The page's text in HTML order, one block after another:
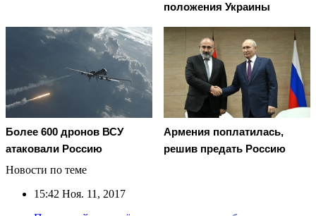
положения Украины
Более 600 дронов ВСУ
атаковали Россию
Армения поплатилась,
решив предать Россию
Новости по теме
15:42 Ноя. 11, 2017